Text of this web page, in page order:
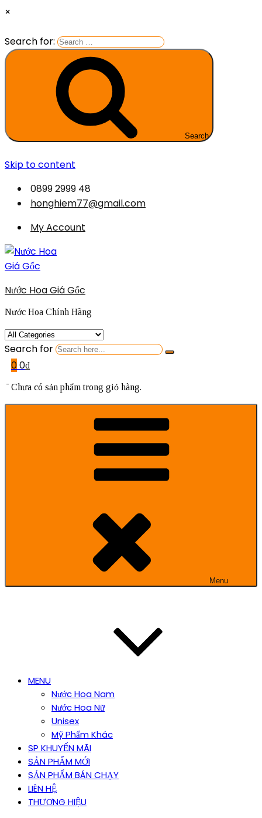
×
Search for:
Search
Skip to content
0899 2999 48
honghiem77@gmail.com
My Account
Nước Hoa Giá Gốc
Nước Hoa Chính Hãng
Search for
00₫
Chưa có sản phẩm trong giỏ hàng.
Menu
MENU
Nước Hoa Nam
Nước Hoa Nữ
Unisex
Mỹ Phẩm Khác
SP KHUYẾN MÃI
SẢN PHẨM MỚI
SẢN PHẨM BÁN CHẠY
LIÊN HỆ
THƯƠNG HIỆU